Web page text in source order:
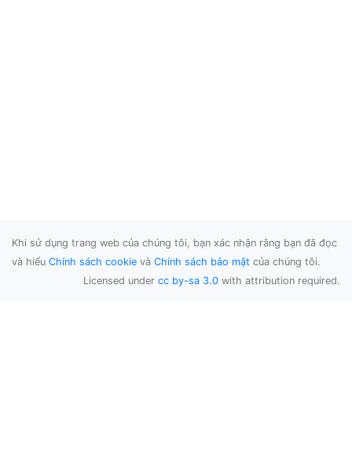
Khi sử dụng trang web của chúng tôi, bạn xác nhận rằng bạn đã đọc
và hiểu Chính sách cookie và Chính sách bảo mật của chúng tôi.
Licensed under cc by-sa 3.0 with attribution required.